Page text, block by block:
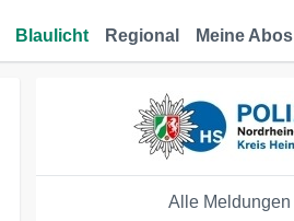
Blaulicht Regional Meine Abos
Alle Meldungen